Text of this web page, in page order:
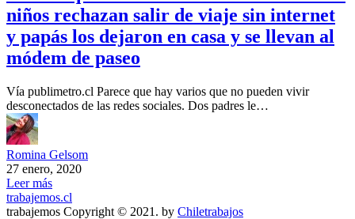
niños rechazan salir de viaje sin internet
y papás los dejaron en casa y se llevan al
módem de paseo
Vía publimetro.cl Parece que hay varios que no pueden vivir
desconectados de las redes sociales. Dos padres le…
Romina Gelsom
27 enero, 2020
Leer más
trabajemos.cl
trabajemos Copyright © 2021. by Chiletrabajos